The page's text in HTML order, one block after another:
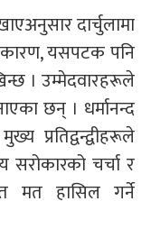
दार्चुलामा
यसपटक पनि
। उम्मेदवारहरूले
छन् । धर्मानन्द
प्रतिद्वन्द्वीहरूले
सरोकारको चर्चा र
मत हासिल गर्ने